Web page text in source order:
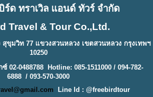
ร์ด ทราเวิล แอนด์ ทัวร์ จำกัด
Travel & Tour Co.,Ltd.
สุขุมวิท 77 แขวงสวนหลวง เขตสวนหลวง กรุงเทพฯ
10250
02-0488788 Hotline: 085-1511000 / 094-782-
6888 / 093-570-3000
Line Id : @freebirdtour